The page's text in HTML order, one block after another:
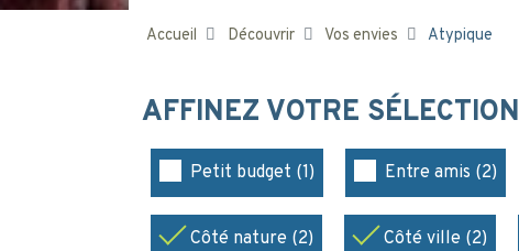
Accueil Découvrir Vos envies Atypique
AFFINEZ VOTRE SÉLECTION
Petit budget (1) Entre amis (2)
Côté nature (2) Côté ville (2)